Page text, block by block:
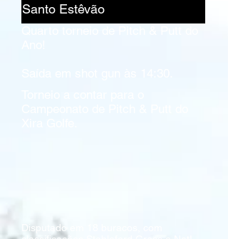
Santo Estêvão
Disputado em 18 buracos, com